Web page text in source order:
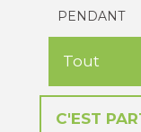
PENDANT